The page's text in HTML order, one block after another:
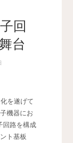
回
台
を遂げて
機器にお
回路を構成
ト基板